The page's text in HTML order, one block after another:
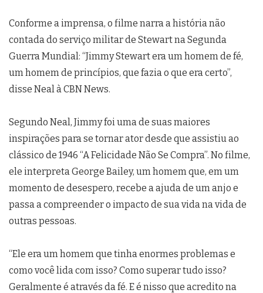
Conforme a imprensa, o filme narra a história não
contada do serviço militar de Stewart na Segunda
Guerra Mundial: “Jimmy Stewart era um homem de fé,
um homem de princípios, que fazia o que era certo”,
disse Neal à CBN News.
Segundo Neal, Jimmy foi uma de suas maiores
inspirações para se tornar ator desde que assistiu ao
clássico de 1946 “A Felicidade Não Se Compra”. No filme,
ele interpreta George Bailey, um homem que, em um
momento de desespero, recebe a ajuda de um anjo e
passa a compreender o impacto de sua vida na vida de
outras pessoas.
“Ele era um homem que tinha enormes problemas e
como você lida com isso? Como superar tudo isso?
Geralmente é através da fé. E é nisso que acredito na